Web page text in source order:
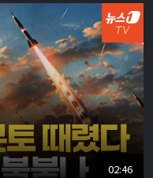
02:46